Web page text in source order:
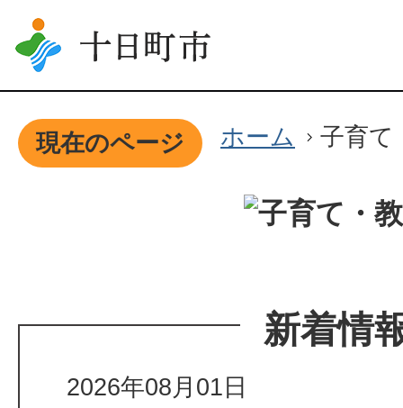
現在のページ ホーム 子育て
新着情
2026年08月01日